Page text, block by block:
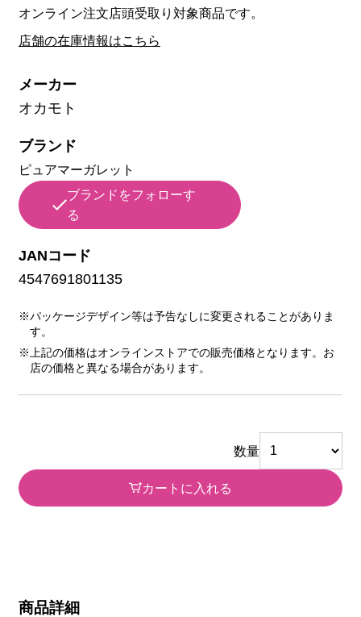
オンライン注文店頭受取り対象商品です。
店舗の在庫情報はこちら
メーカー
オカモト
ブランド
ピュアマーガレット
ブランドをフォローす
る
JANコード
4547691801135
※パッケージデザイン等は予告なしに変更されることがありま
す。
※上記の価格はオンラインストアでの販売価格となります。お
店の価格と異なる場合があります。
数量
カートに入れる
商品詳細